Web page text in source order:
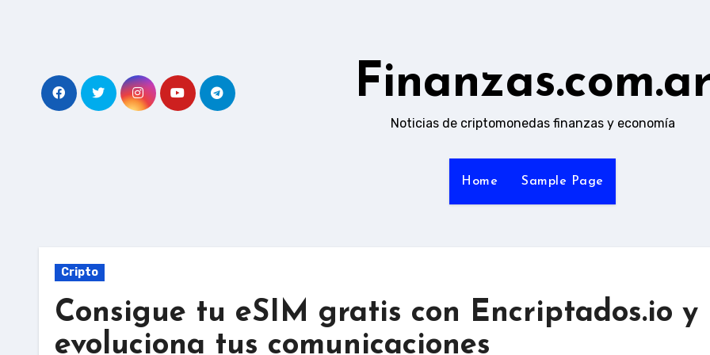
Noticias de criptomonedas finanzas y economía
Home Sample Page
Cripto
Consigue tu eSIM gratis con Encriptados.io y
evoluciona tus comunicaciones